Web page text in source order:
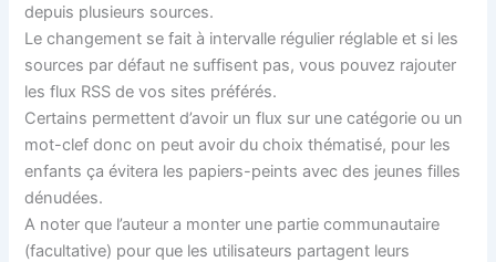
depuis plusieurs sources.
Le changement se fait à intervalle régulier réglable et si les
sources par défaut ne suffisent pas, vous pouvez rajouter
les flux RSS de vos sites préférés.
Certains permettent d’avoir un flux sur une catégorie ou un
mot-clef donc on peut avoir du choix thématisé, pour les
enfants ça évitera les papiers-peints avec des jeunes filles
dénudées.
A noter que l’auteur a monter une partie communautaire
(facultative) pour que les utilisateurs partagent leurs